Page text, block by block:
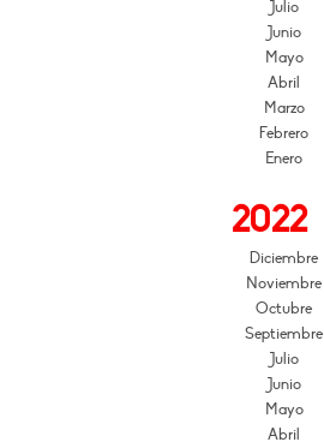
Julio
Junio
Mayo
Abril
Marzo
Febrero
Enero
2022
Diciembre
Noviembre
Octubre
Septiembre
Julio
Junio
Mayo
Abril